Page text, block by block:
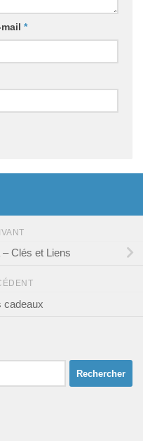
mail *
Clés et Liens
cadeaux